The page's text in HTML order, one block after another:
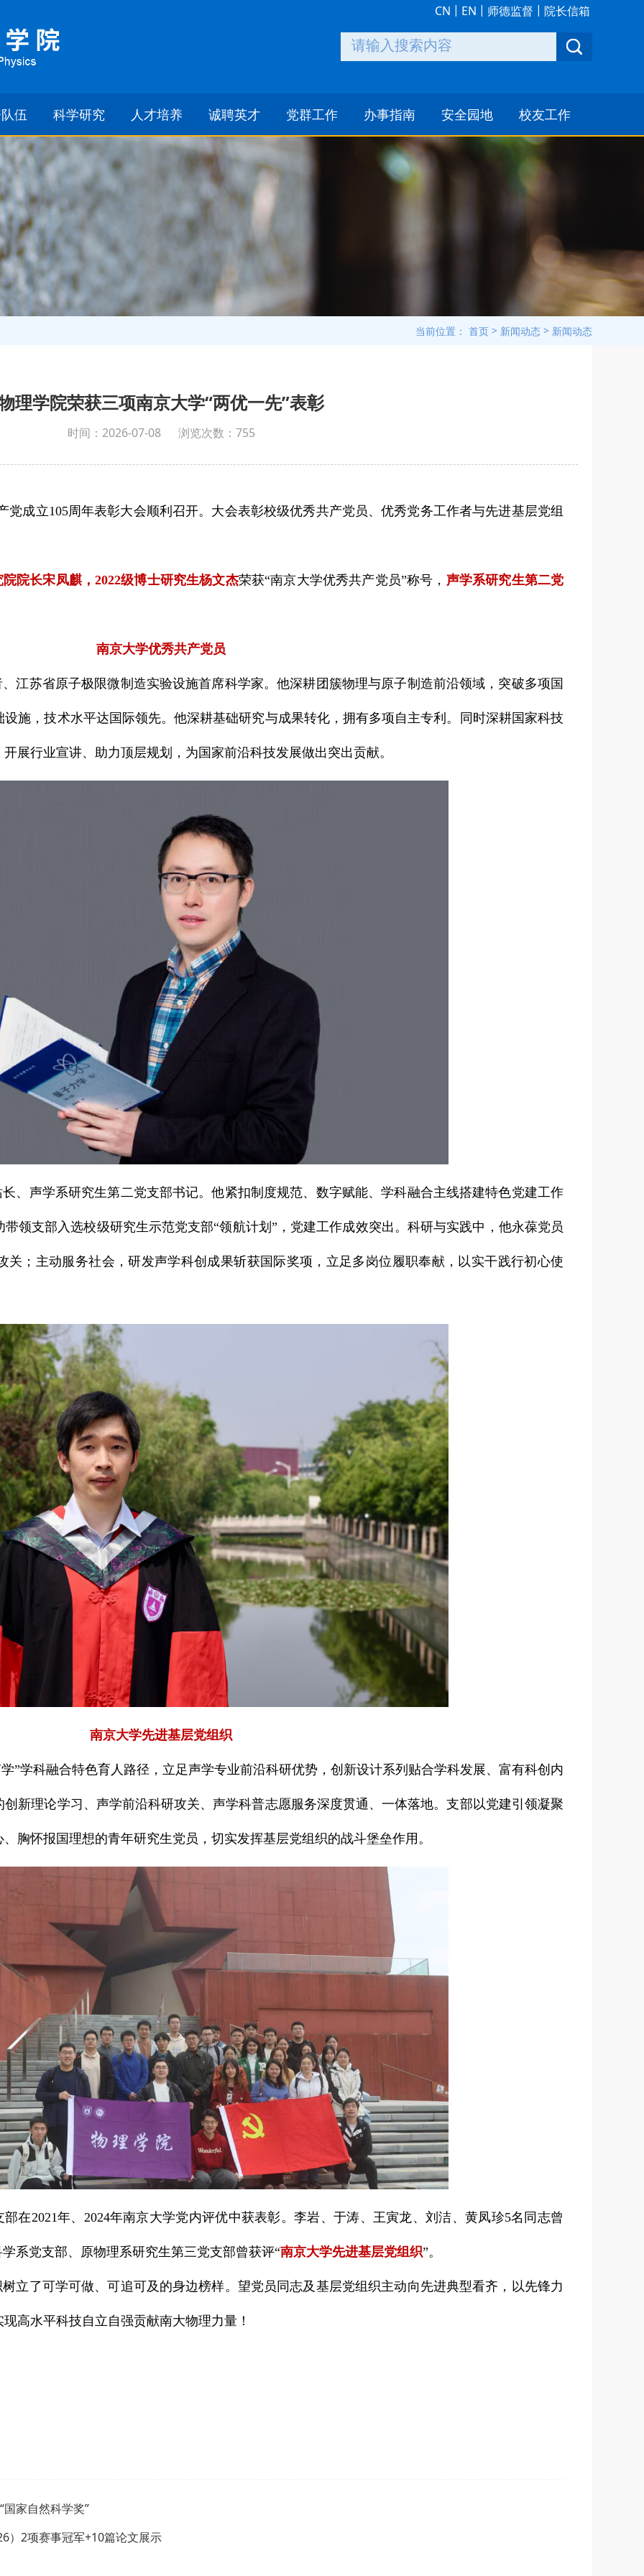
CN | EN | 师德监督 | 院长信箱
伍
人才
单
究生导师
究生导师
人员
科学研究
研究方向
研究机构
成果转化
仪器共享
人才培养
最新通知
本科生
研究生
学工园地
诚聘英才 党群工作
工会工作
办事指南
人事工作
本科生
安全园地 校友工作
返校服务指南
时光印记
捐赠项目
鸣谢
我要捐赠
当前位置： 首页 > 新闻动态 > 新闻动态
理学院荣获三项南京大学“两优一先”表彰
时间：2026-07-08 浏览次数： 755
党成立105周年表彰大会顺利召开。大会表彰校级优秀共产党员、优秀党务工作者与先进基层党组
院长宋凤麒，2022级博士研究生杨文杰荣获“南京大学优秀共产党员”称号， 声学系研究生第二党
南京大学优秀共产党员
江苏省原子极限微制造实验设施首席科学家。他深耕团簇物理与原子制造前沿领域，突破多项国
施，技术水平达国际领先。他深耕基础研究与成果转化，拥有多项自主专利。同时深耕国家科技
展行业宣讲、助力顶层规划，为国家前沿科技发展做出突出贡献。
、声学系研究生第二党支部书记。他紧扣制度规范、数字赋能、学科融合主线搭建特色党建工作
领支部入选校级研究生示范党支部“领航计划”，党建工作成效突出。科研与实践中，他永葆党员
关；主动服务社会，研发声学科创成果斩获国际奖项，立足多岗位履职奉献，以实干践行初心使
南京大学先进基层党组织
”学科融合特色育人路径，立足声学专业前沿科研优势，创新设计系列贴合学科发展、富有科创内
新理论学习、声学前沿科研攻关、声学科普志愿服务深度贯通、一体落地。支部以党建引领凝聚
胸怀报国理想的青年研究生党员，切实发挥基层党组织的战斗堡垒作用。
在2021年、2024年南京大学党内评优中获表彰。李岩、于涛、王寅龙、刘洁、黄凤珍5名同志曾
系党支部、原物理系研究生第三党支部曾获评“南京大学先进基层党组织”。
立了可学可做、可追可及的身边榜样。望党员同志及基层党组织主动向先进典型看齐，以先锋力
高水平科技自立自强贡献南大物理力量！
家自然科学奖”
）2项赛事冠军+10篇论文展示